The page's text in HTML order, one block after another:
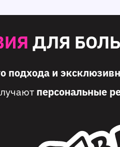
ДЛЯ
подхода и
персональные